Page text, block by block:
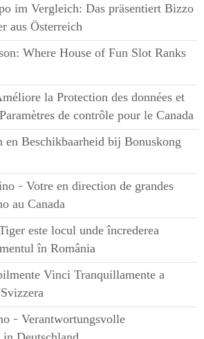
im Vergleich: Das präsentiert Bizzo
aus Österreich
Where House of Fun Slot Ranks
la Protection des données et
de contrôle pour le Canada
en Beschikbaarheid bij Bonuskong
– Votre en direction de grandes
au Canada
este locul unde încrederea
în România
Vinci Tranquillamente a
– Verantwortungsvolle